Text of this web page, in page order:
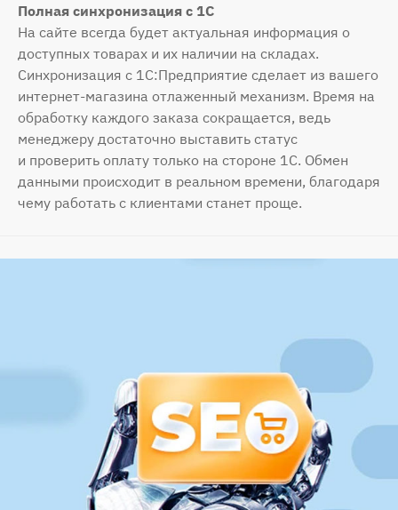
Полная синхронизация с 1С
На сайте всегда будет актуальная информация о
доступных товарах и их наличии на складах.
Синхронизация с 1С:Предприятие сделает из вашего
интернет-магазина отлаженный механизм. Время на
обработку каждого заказа сокращается, ведь
менеджеру достаточно выставить статус
и проверить оплату только на стороне 1С. Обмен
данными происходит в реальном времени, благодаря
чему работать с клиентами станет проще.